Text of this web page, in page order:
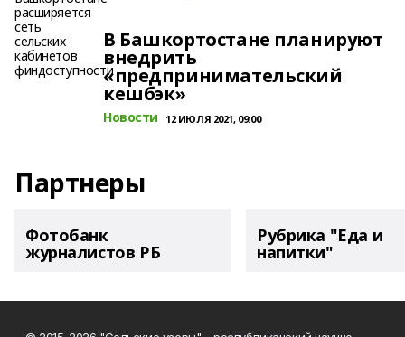
В Башкортостане планируют
внедрить
«предпринимательский
кешбэк»
Новости 12 ИЮЛЯ 2021, 09:00
Партнеры
Фотобанк
журналистов РБ
Рубрика "Еда и
напитки"